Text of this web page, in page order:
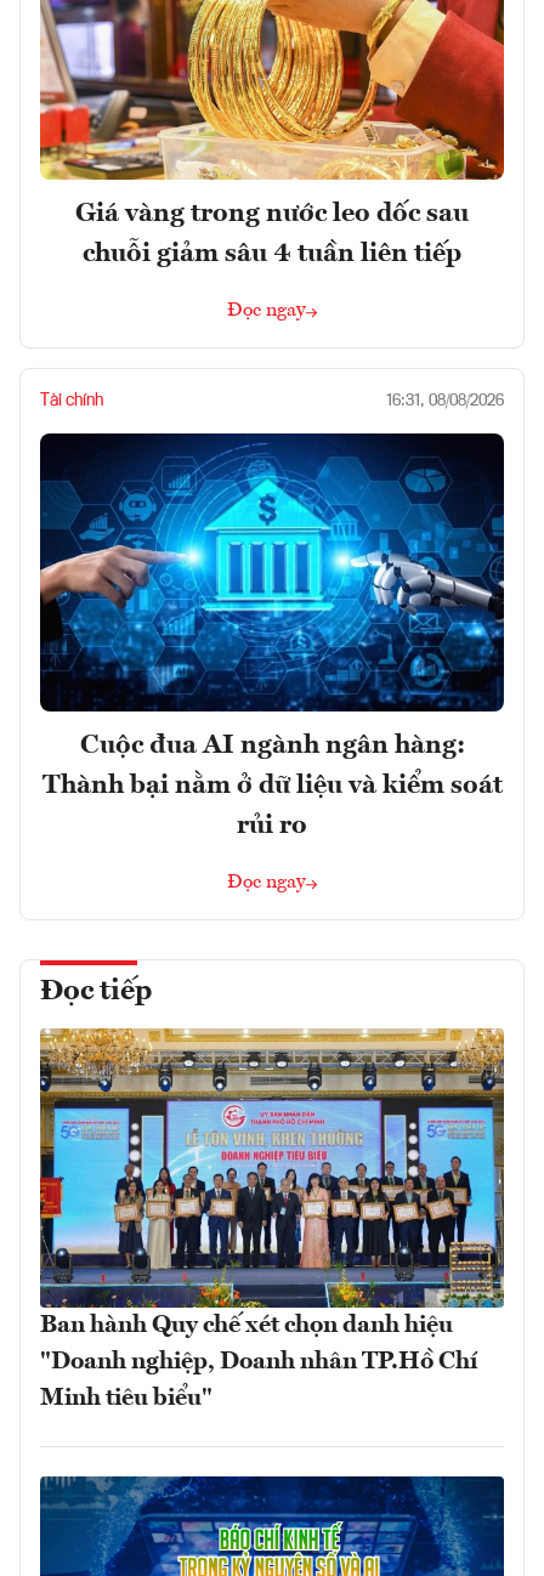
Giá vàng trong nước leo dốc sau
chuỗi giảm sâu 4 tuần liên tiếp
Đọc ngay
Tài chính 16:31, 08/08/2026
Cuộc đua AI ngành ngân hàng:
Thành bại nằm ở dữ liệu và kiểm soát
rủi ro
Đọc ngay
Đọc tiếp
Ban hành Quy chế xét chọn danh hiệu
"Doanh nghiệp, Doanh nhân TP.Hồ Chí
Minh tiêu biểu"